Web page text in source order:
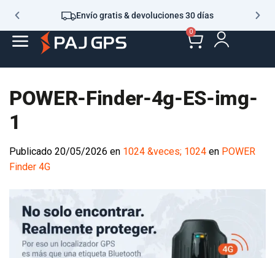
Envío gratis & devoluciones 30 días
0
POWER-Finder-4g-ES-img-
1
Publicado 20/05/2026 en 1024 &veces; 1024 en POWER
Finder 4G